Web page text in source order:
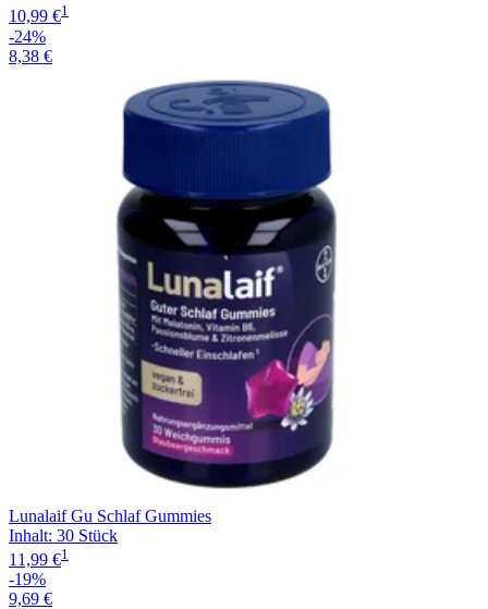
10,99 €1
-24%
8,38 €
Lunalaif Gu Schlaf Gummies
Inhalt: 30 Stück
11,99 €1
-19%
9,69 €